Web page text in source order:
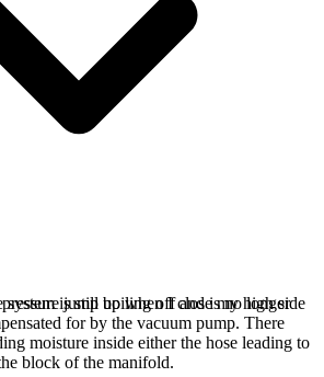
system is still boiling off and is no longer
for by the vacuum pump. There
moisture inside either the hose leading to
block of the manifold.
jump up when I close my high side